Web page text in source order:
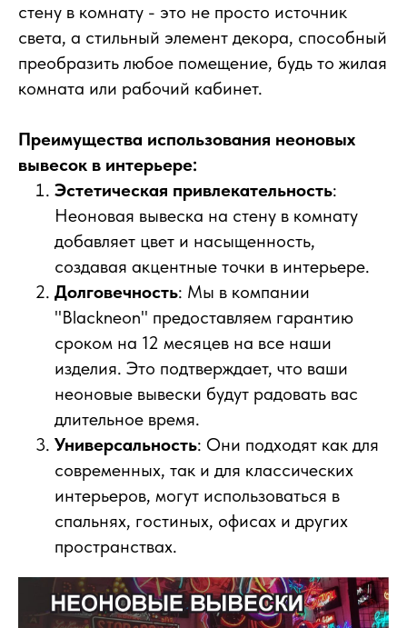
стену в комнату - это не просто источник
света, а стильный элемент декора, способный
преобразить любое помещение, будь то жилая
комната или рабочий кабинет.
Преимущества использования неоновых
вывесок в интерьере:
Эстетическая привлекательность:
Неоновая вывеска на стену в комнату
добавляет цвет и насыщенность,
создавая акцентные точки в интерьере.
Долговечность: Мы в компании
"Blackneon" предоставляем гарантию
сроком на 12 месяцев на все наши
изделия. Это подтверждает, что ваши
неоновые вывески будут радовать вас
длительное время.
Универсальность: Они подходят как для
современных, так и для классических
интерьеров, могут использоваться в
спальнях, гостиных, офисах и других
пространствах.